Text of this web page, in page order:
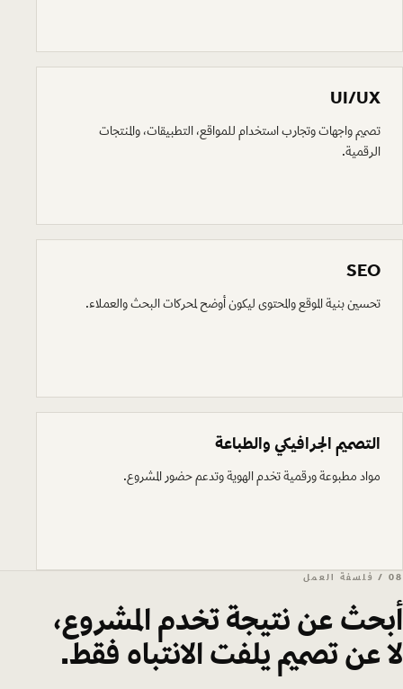
UI/UX
تصميم واجهات وتجارب استخدام للمواقع، التطبيقات، والمنتجات
الرقمية.
SEO
تحسين بنية الموقع والمحتوى ليكون أوضح لمحركات البحث والعملاء.
التصميم الجرافيكي والطباعة
مواد مطبوعة ورقمية تخدم الهوية وتدعم حضور المشروع.
08 / فلسفة العمل
أبحث عن نتيجة تخدم المشروع،
لا عن تصميم يلفت الانتباه فقط.